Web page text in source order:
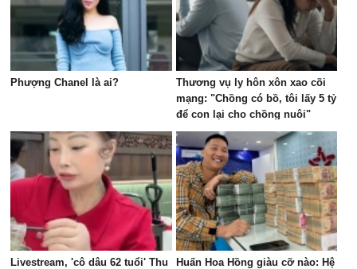
Phượng Chanel là ai?
Thương vụ ly hôn xôn xao cõi
mạng: "Chồng có bồ, tôi lấy 5 tỷ
để con lại cho chồng nuôi"
Livestream, 'cô dâu 62 tuổi' Thu
Huấn Hoa Hồng giàu cỡ nào: Hệ